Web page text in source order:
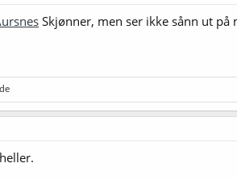
Skjønner, men ser ikke sånn ut på